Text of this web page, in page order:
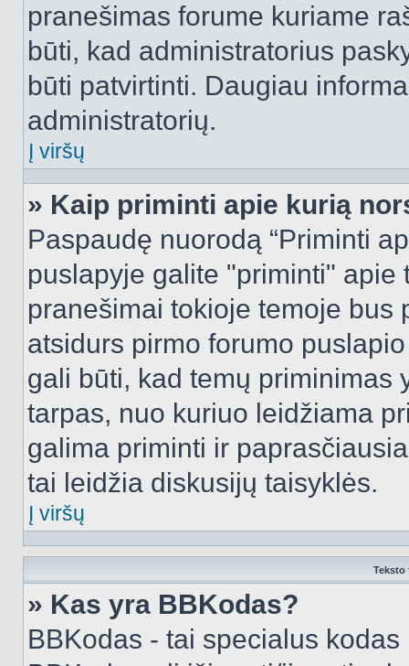
pranešimas forume kuriame
būti, kad administratorius
būti patvirtinti. Daugiau
administratorių.
Į viršų
» Kaip priminti apie kurią
Paspaudę nuorodą “Priminti
puslapyje galite "priminti"
pranešimai tokioje temoje bus
atsidurs pirmo forumo
gali būti, kad temų priminimas
tarpas, nuo kuriuo leidžiama
galima priminti ir
tai leidžia diskusijų taisyklės.
Į viršų
Teksto
» Kas yra BBKodas?
BBKodas - tai specialus